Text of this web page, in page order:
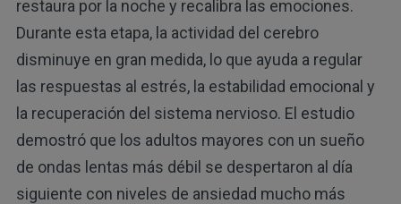
restaura por la noche y recalibra las emociones.
Durante esta etapa, la actividad del cerebro
disminuye en gran medida, lo que ayuda a regular
las respuestas al estrés, la estabilidad emocional y
la recuperación del sistema nervioso. El estudio
demostró que los adultos mayores con un sueño
de ondas lentas más débil se despertaron al día
siguiente con niveles de ansiedad mucho más